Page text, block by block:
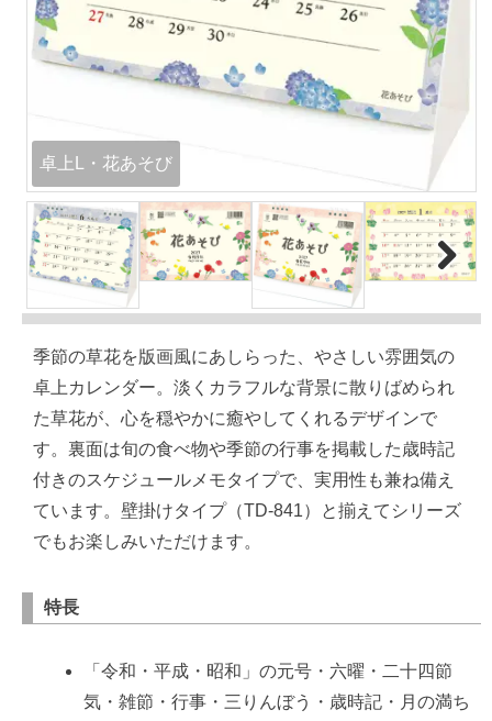
卓上L・花あそび
Next
季節の草花を版画風にあしらった、やさしい雰囲気の
卓上カレンダー。淡くカラフルな背景に散りばめられ
た草花が、心を穏やかに癒やしてくれるデザインで
す。裏面は旬の食べ物や季節の行事を掲載した歳時記
付きのスケジュールメモタイプで、実用性も兼ね備え
ています。壁掛けタイプ（TD-841）と揃えてシリーズ
でもお楽しみいただけます。
特長
「令和・平成・昭和」の元号・六曜・二十四節
気・雑節・行事・三りんぼう・歳時記・月の満ち